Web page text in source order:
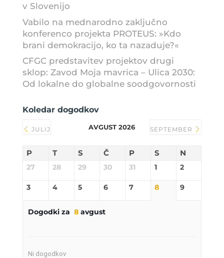
v Slovenijo
Vabilo na mednarodno zaključno
konferenco projekta PROTEUS: »Kdo
brani demokracijo, ko ta nazaduje?«
CFGC predstavitev projektov drugi
sklop: Zavod Moja mavrica – Ulica 2030:
Od lokalne do globalne soodgovornosti
Koledar dogodkov
JULIJ AVGUST 2026 SEPTEMBER
P T S Č P S N
27 28 29 30 31 1 2
3 4 5 6 7 8 9
Dogodki za 8avgust
Ni dogodkov